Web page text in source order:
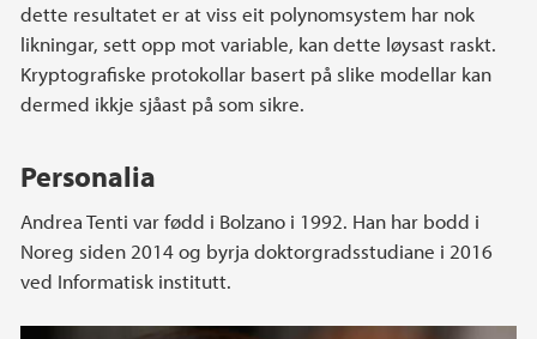
dette resultatet er at viss eit polynomsystem har nok
likningar, sett opp mot variable, kan dette løysast raskt.
Kryptografiske protokollar basert på slike modellar kan
dermed ikkje sjåast på som sikre.
Personalia
Andrea Tenti var fødd i Bolzano i 1992. Han har bodd i
Noreg siden 2014 og byrja doktorgradsstudiane i 2016
ved Informatisk institutt.